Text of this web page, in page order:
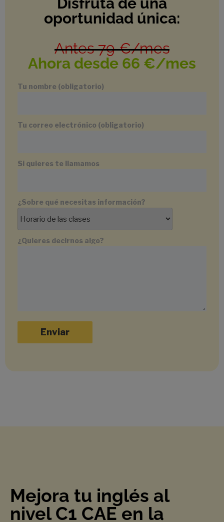
oportunidad única:
Antes 79 €/mes
Ahora desde 66 €/mes
Tu nombre (obligatorio)
Tu correo electrónico (obligatorio)
Si quieres te llamamos
¿Sobre qué necesitas información?
¿Quieres decirnos algo?
Mejora tu inglés al
nivel C1 CAE en la